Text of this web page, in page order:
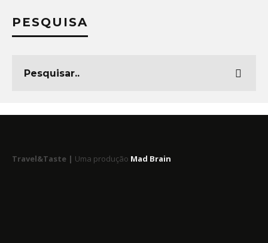
PESQUISA
Travel&Taste | Uma produção Mad Brain